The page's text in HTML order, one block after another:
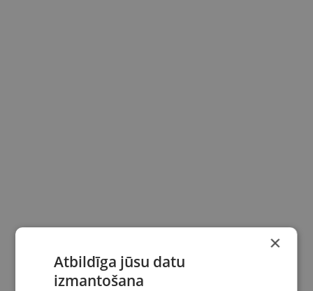
×
Atbildīga jūsu datu
izmantošana